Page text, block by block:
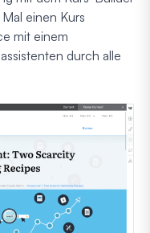
einen Kurs
mit einem
durch alle